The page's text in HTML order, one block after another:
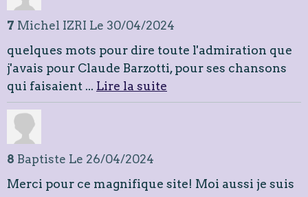
7 Michel IZRI Le 30/04/2024
quelques mots pour dire toute l'admiration que
j'avais pour Claude Barzotti, pour ses chansons
qui faisaient ... Lire la suite
8 Baptiste Le 26/04/2024
Merci pour ce magnifique site! Moi aussi je suis